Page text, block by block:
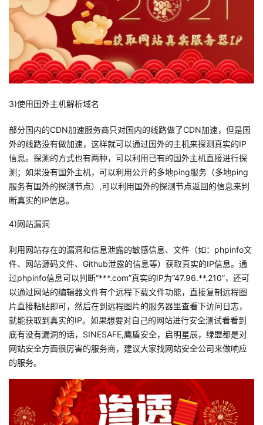
证
实
验
的
收
藏
术
支
持
云
声
建
议
3)使用国外主机解析域名
部分国内的CDN加速服务商只对国内的线路做了CDN加速，但是国
外的线路没有做加速，这样就可以通过国外的主机来探测真实的IP
信息。探测的方式也有两种，可以利用已有的国外主机直接进行探
测；如果没有国外主机，可以利用公开的多地ping服务（多地ping
服务有国外的探测节点）,可以利用国外的探测节点返回的信息来判
断真实的IP信息。
4)网站漏洞
利用网站存在的漏洞和信息泄露的敏感信息、文件（如：phpinfo文
件、网站源码文件、Github泄露的信息等）获取真实的IP信息。通
过phpinfo信息可以判断“***.com”真实的IP为“47.96.**.210”，还可
以通过网站的编辑器文件有个远程下载文件功能，直接复制远程图
片直接粘贴即可，然后在到远程图片的服务器里查看下访问日志，
就能获取到真实的IP。如果想要对自己的网站进行安全测试看看到
底有没有漏洞的话，SINESAFE,鹰盾安全，启明星辰，绿盟都是对
网站安全方面很厉害的服务商，建议大家找网站安全公司来做响应
的服务。